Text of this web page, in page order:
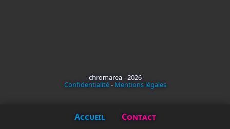
Accueil Contact
chromarea - 2026
Confidentialité- Mentions légales